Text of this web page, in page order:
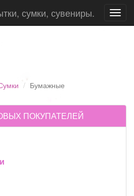
сумки, сувениры.
Бумажные
ПОКУПАТЕЛЕЙ